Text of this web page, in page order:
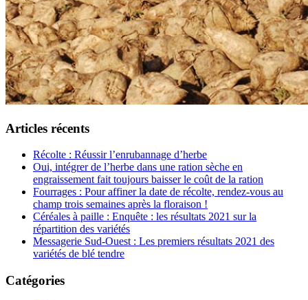
Articles récents
Récolte : Réussir l’enrubannage d’herbe
Oui, intégrer de l’herbe dans une ration sèche en
engraissement fait toujours baisser le coût de la ration
Fourrages : Pour affiner la date de récolte, rendez-vous au
champ trois semaines après la floraison !
Céréales à paille : Enquête : les résultats 2021 sur la
répartition des variétés
Messagerie Sud-Ouest : Les premiers résultats 2021 des
variétés de blé tendre
Catégories